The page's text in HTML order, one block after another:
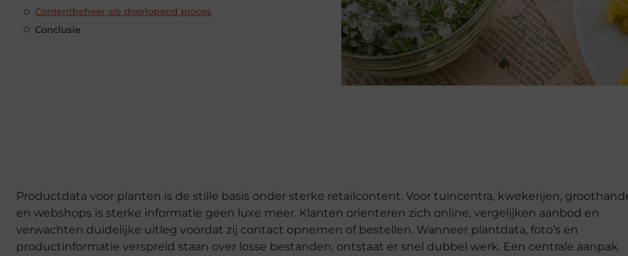
Contentbeheer als doorlopend proces
Conclusie
Productdata voor planten is de stille basis onder sterke retailcontent. Voor tuincentra, kwekerijen,
en webshops is sterke informatie geen luxe meer. Klanten orienteren zich online, vergelijken aanbod en
verwachten duidelijke uitleg voordat zij contact opnemen of bestellen. Wanneer plantdata, foto’s en
productinformatie verspreid staan over losse bestanden, ontstaat er snel dubbel werk. Een centrale aanpak